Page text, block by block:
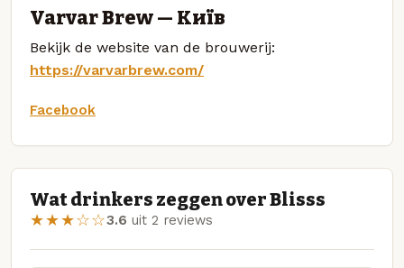
Varvar Brew — Київ
Bekijk de website van de brouwerij:
https://varvarbrew.com/
Facebook
Wat drinkers zeggen over Blisss
★★★☆☆3.6 uit 2 reviews